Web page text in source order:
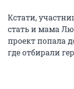
Кстати,
стать и мама
проект попала
где отбирали